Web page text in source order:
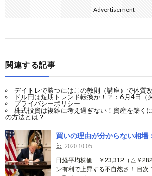
Advertisement
関連する記事
デイトレで勝つにはこの教則（講座）で体質
ドル円は短期トレンド転換か！？：6月4日（
プライバシーポリシー
株式投資は複雑に考え過ぎない！資産を築く
の方法とは？
買いの理由が分からない相場
2020.10.05
日経平均株価 ￥23,312（△￥
ン有利で上昇する不自然さ！ 目次